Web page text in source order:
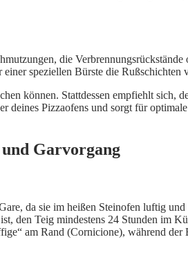
die
speziellen Bürste die Rußschichten
können. Stattdessen empfiehlt sich,
deines Pizzaofens und sorgt für
Garvorgang
da sie im heißen Steinofen luftig
den Teig mindestens 24 Stunden im
am Rand (Cornicione), während